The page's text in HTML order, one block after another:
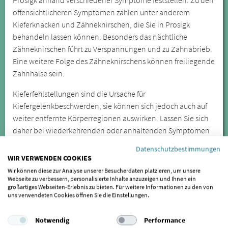
offensichtlicheren Symptomen zählen unter anderem
Kieferknacken und Zähneknirschen, die Sie in Prosigk
behandeln lassen können. Besonders das nächtliche
Zähneknirschen führt zu Verspannungen und zu Zahnabrieb.
Eine weitere Folge des Zähneknirschens können freiliegende
Zahnhälse sein.
Kieferfehlstellungen sind die Ursache für
Kiefergelenkbeschwerden, sie können sich jedoch auch auf
weiter entfernte Körperregionen auswirken. Lassen Sie sich
daher bei wiederkehrenden oder anhaltenden Symptomen
SIND SIE BEHANDLER/IN UND
MÖCHTEN GELISTET WERDEN?
Wenn auch Sie als Behandler für gelistet werden möchten,
erhalten Siehier.
Datenschutzbestimmungen
WIR VERWENDEN COOKIES
Wir können diese zur Analyse unserer Besucherdaten platzieren, um unsere
Webseite zu verbessern, personalisierte Inhalte anzuzeigen und Ihnen ein
großartiges Webseiten-Erlebnis zu bieten. Für weitere Informationen zu den von
uns verwendeten Cookies öffnen Sie die Einstellungen.
Notwendig
Performance